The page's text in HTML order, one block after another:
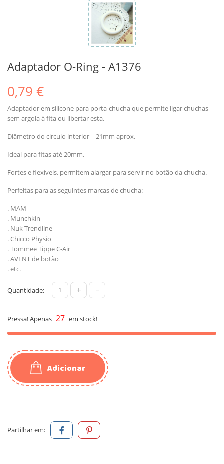
Adaptador O-Ring - A1376
0,79 €
Adaptador em silicone para porta-chucha que permite ligar chuchas
sem argola à fita ou libertar esta.
Diâmetro do circulo interior = 21mm aprox.
Ideal para fitas até 20mm.
Fortes e flexíveis, permitem alargar para servir no botão da chucha.
Perfeitas para as seguintes marcas de chucha:
. MAM
. Munchkin
. Nuk Trendline
. Chicco Physio
. Tommee Tippe C-Air
. AVENT de botão
. etc.
Quantidade: + -
Pressa! Apenas 27 em stock!
Adicionar
Partilhar em: